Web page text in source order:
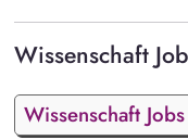
Wissenschaft
Wissenschaft